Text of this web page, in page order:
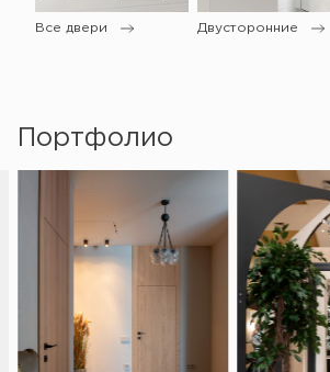
Все двери Двусторонние
Портфолио